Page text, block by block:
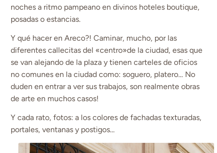
noches a ritmo pampeano en divinos hoteles boutique,
posadas o estancias.
Y qué hacer en Areco?! Caminar, mucho, por las
diferentes callecitas del «centro»de la ciudad, esas que
se van alejando de la plaza y tienen carteles de oficios
no comunes en la ciudad como: soguero, platero… No
duden en entrar a ver sus trabajos, son realmente obras
de arte en muchos casos!
Y cada rato, fotos: a los colores de fachadas texturadas,
portales, ventanas y postigos…